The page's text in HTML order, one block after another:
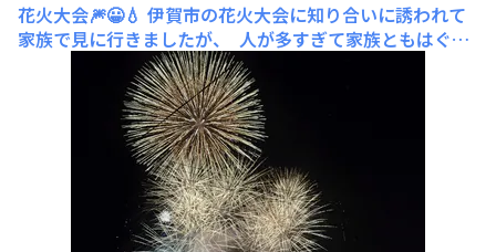
花火大会🎆😀💧 伊賀市の花火大会に知り合いに誘われて
家族で見に行きましたが、 人が多すぎて家族ともはぐれ
ました😱😱とりあえずケバブ🥙が早く食べれそう😀🍺 外
国人だらけです😱💦言葉が通じません。 ずっと娘と並ん
でいたら隣の屋台の兄ちゃんが、やるよ🥓って、串焼きを
いただきました